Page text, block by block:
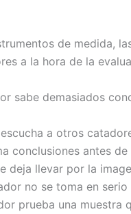
de medida,
a la hora de la
sabe demasiados
a otros
conclusiones antes
deja llevar por la
no se toma en serio
prueba una muestra